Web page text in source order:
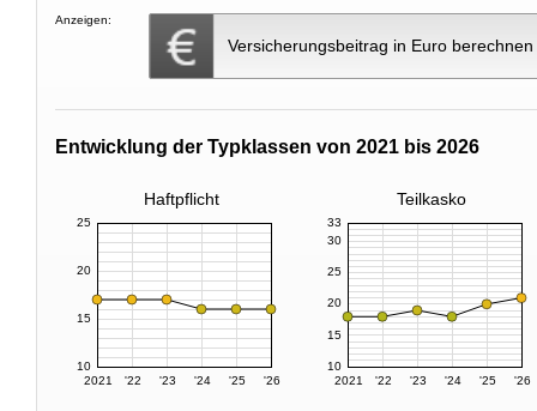
Anzeigen:
Versicherungsbeitrag in Euro berechnen
Entwicklung der Typklassen von 2021 bis 2026
Haftpflicht Teilkasko
2021 '22 '23 '24 '25 '26
10
15
20
25
2021 '22 '23 '24 '25 '26
10
15
20
25
30
33